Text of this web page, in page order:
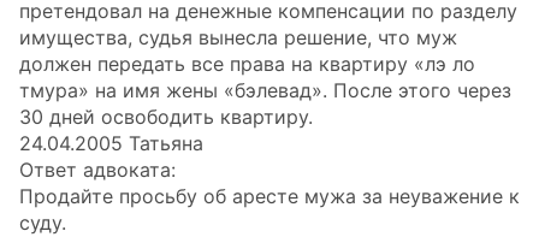
претендовал на денежные компенсации по разделу
имущества, судья вынесла решение, что муж
должен передать все права на квартиру «лэ ло
тмура» на имя жены «бэлевад». После этого через
30 дней освободить квартиру.
24.04.2005 Татьяна
Ответ адвоката:
Продайте просьбу об аресте мужа за неуважение к
суду.